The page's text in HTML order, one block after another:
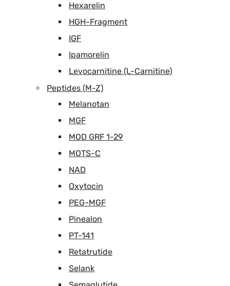
Hexarelin
HGH-Fragment
IGF
Ipamorelin
Levocarnitine (L-Carnitine)
Peptides (M-Z)
Melanotan
MGF
MOD GRF 1-29
MOTS-C
NAD
Oxytocin
PEG-MGF
Pinealon
PT-141
Retatrutide
Selank